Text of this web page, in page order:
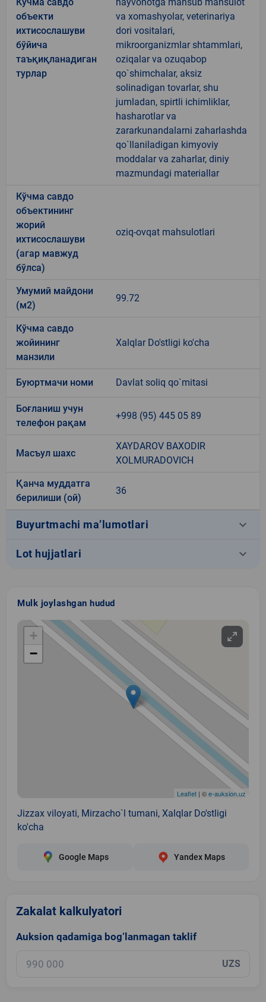
объекти
ихтисослашуви
бўйича
таъқиқланадиган
турлар
va xomashyolar, veterinariya
dori vositalari,
mikroorganizmlar shtammlari,
oziqalar va ozuqabop
qo`shimchalar, aksiz
solinadigan tovarlar, shu
jumladan, spirtli ichimliklar,
hasharotlar va
zararkunandalarni zaharlashda
qo`llaniladigan kimyoviy
moddalar va zaharlar, diniy
mazmundagi materiallar
Кўчма савдо
объектининг
жорий
ихтисослашуви
(агар мавжуд
бўлса)
oziq-ovqat mahsulotlari
Умумий майдони
(м2)
99.72
Кўчма савдо
жойининг
манзили
Xalqlar Do'stligi ko'cha
Буюртмачи номи Davlat soliq qo`mitasi
Боғланиш учун
телефон рақам
+998 (95) 445 05 89
Масъул шахс
XAYDAROV BAXODIR
XOLMURADOVICH
Қанча муддатга
берилиши (ой)
36
Buyurtmachi ma’lumotlari keyboard_arrow_down
Lot hujjatlari keyboard_arrow_down
Mulk joylashgan hudud
+
−
Leaflet | ©e-auksion.uz
Jizzax viloyati, Mirzacho`l tumani, Xalqlar Do'stligi
ko'cha
Google Maps Yandex Maps
Zakalat kalkulyatori
Auksion qadamiga bog‘lanmagan taklif
UZS